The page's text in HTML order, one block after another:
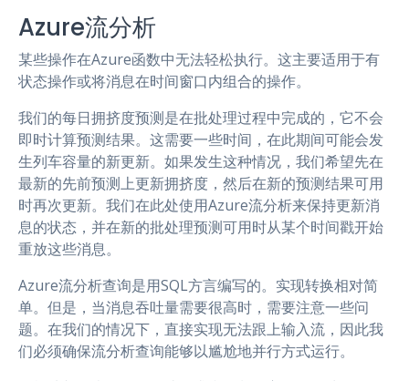
Azure流分析
某些操作在Azure函数中无法轻松执行。这主要适用于有
状态操作或将消息在时间窗口内组合的操作。
我们的每日拥挤度预测是在批处理过程中完成的，它不会
即时计算预测结果。这需要一些时间，在此期间可能会发
生列车容量的新更新。如果发生这种情况，我们希望先在
最新的先前预测上更新拥挤度，然后在新的预测结果可用
时再次更新。我们在此处使用Azure流分析来保持更新消
息的状态，并在新的批处理预测可用时从某个时间戳开始
重放这些消息。
Azure流分析查询是用SQL方言编写的。实现转换相对简
单。但是，当消息吞吐量需要很高时，需要注意一些问
题。在我们的情况下，直接实现无法跟上输入流，因此我
们必须确保流分析查询能够以尴尬地并行方式运行。